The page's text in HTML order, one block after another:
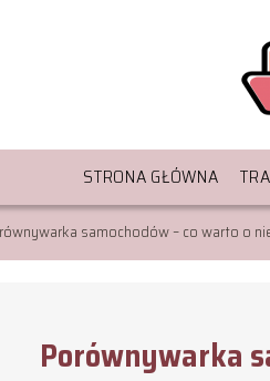
STRONA GŁÓWNA
samochodów – co warto o
Porównywarka